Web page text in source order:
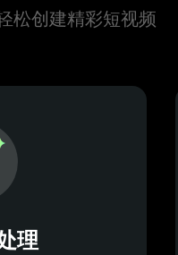
松创建精彩短视频
理